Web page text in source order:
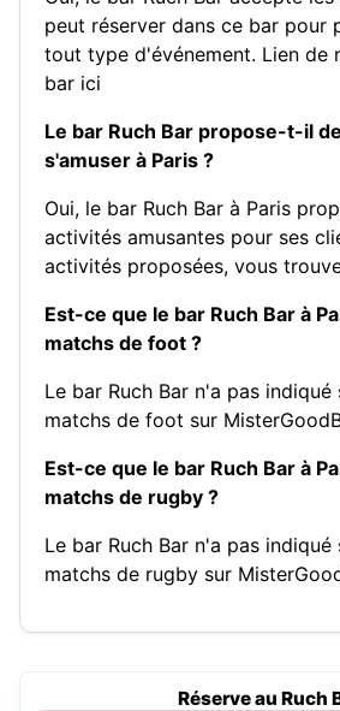
peut réserver dans ce bar pour
tout type d'événement. Lien de
bar ici
Le bar Ruch Bar propose-t-il
s'amuser à Paris ?
Oui, le bar Ruch Bar à Paris
activités amusantes pour ses
activités proposées, vous
Est-ce que le bar Ruch Bar à
matchs de foot ?
Le bar Ruch Bar n'a pas
matchs de foot sur
Est-ce que le bar Ruch Bar à
matchs de rugby ?
Le bar Ruch Bar n'a pas
matchs de rugby sur
Réserve au Ruch